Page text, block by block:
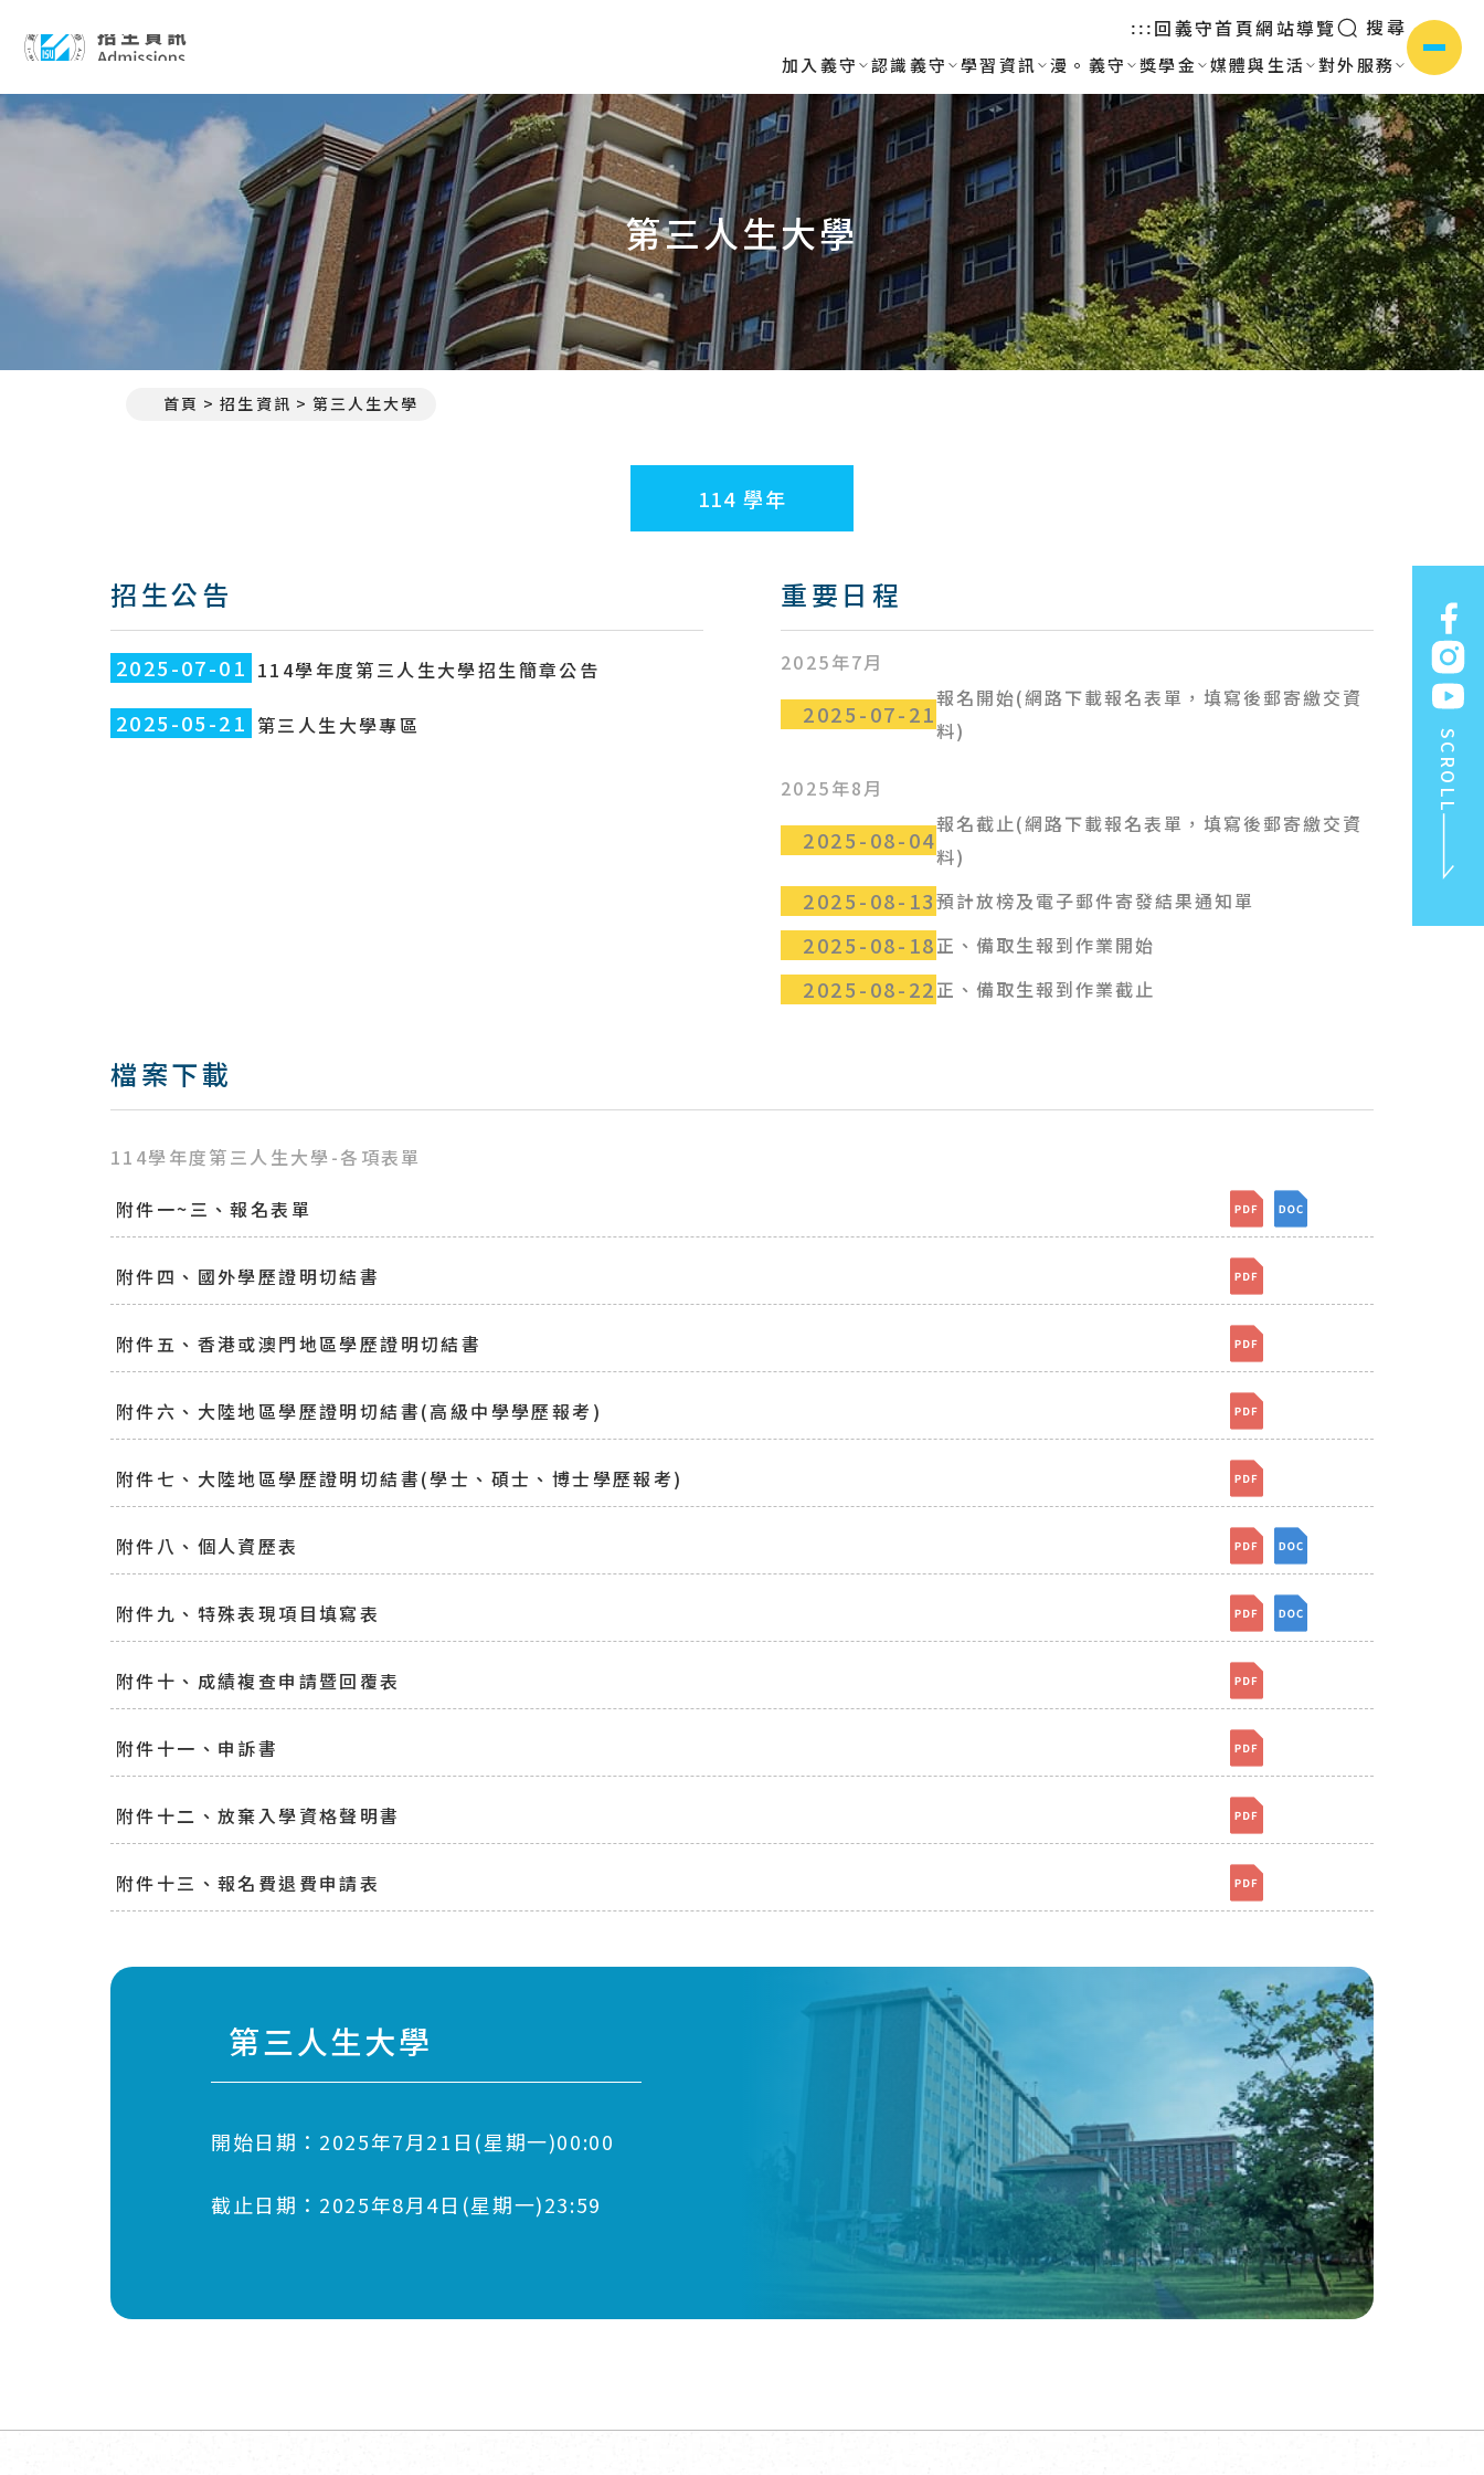
::: 回義守首頁網站導覽 搜尋
加入義守 認識義守 學習資訊 漫。義守 獎學金 媒體與生活 對外服務
側選單
SCROLL
第三人生大學
首頁 招生資訊 第三人生大學
114 學年
招生公告
2025-07-01 114學年度第三人生大學招生簡章公告
2025-05-21 第三人生大學專區
重要日程
2025年7月
2025-07-21
報名開始(網路下載報名表單，填寫後郵寄繳交資
料)
2025年8月
2025-08-04
報名截止(網路下載報名表單，填寫後郵寄繳交資
料)
2025-08-13預計放榜及電子郵件寄發結果通知單
2025-08-18正、備取生報到作業開始
2025-08-22正、備取生報到作業截止
檔案下載
114學年度第三人生大學-各項表單
附件一~三、報名表單
[檔案下載]附件一~三、報名
[檔案下載]附件一~三、
附件四、國外學歷證明切結書 [檔案下載]附件四、國外學歷
附件五、香港或澳門地區學歷證明切結書 [檔案下載]附件五、香港或澳
附件六、大陸地區學歷證明切結書(高級中學學歷報考) [檔案下載]附件六、大陸地區
附件七、大陸地區學歷證明切結書(學士、碩士、博士學歷報考) [檔案下載]附件七、大陸地區
附件八、個人資歷表 [檔案下載]附件八、個人資歷
[檔案下載]附件八、個
附件九、特殊表現項目填寫表 [檔案下載]附件九、特殊表現
[檔案下載]附件九、特
附件十、成績複查申請暨回覆表 [檔案下載]附件十、成績複查
附件十一、申訴書 [檔案下載]附件十一、申訴書
附件十二、放棄入學資格聲明書 [檔案下載]附件十二、放棄入
附件十三、報名費退費申請表 [檔案下載]附件十三、報名費
第三人生大學
開始日期： 2025年7月21日(星期一)00:00
截止日期： 2025年8月4日(星期一)23:59